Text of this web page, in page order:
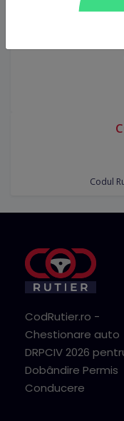
Codul
Codul
CodRutier.ro -
Chestionare auto
DRPCIV 2026
Dobândire Permis
Conducere